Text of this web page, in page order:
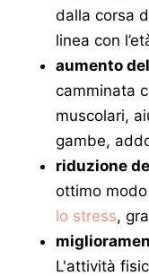
dalla corsa
linea con
aumento
camminata
muscolari,
gambe,
riduzione
ottimo
lo stress,
L'attività